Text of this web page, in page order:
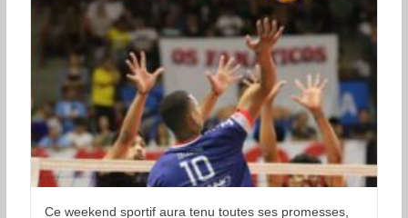
Ce weekend sportif aura tenu toutes ses promesses,